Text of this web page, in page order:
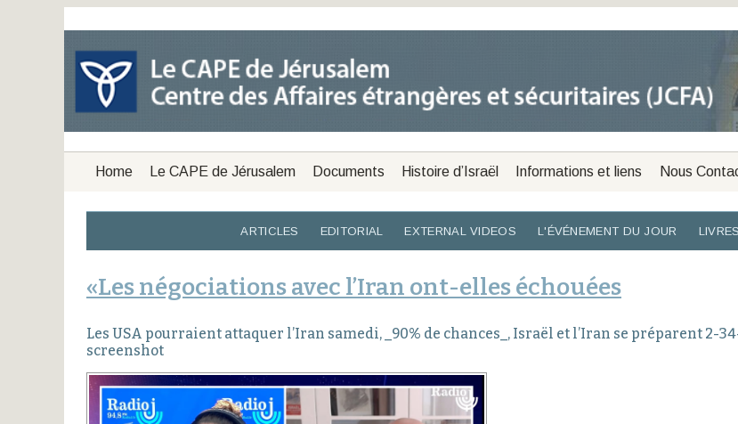
Home Le CAPE de Jérusalem Documents Histoire d’Israël Informations et liens Nous
ARTICLES EDITORIAL EXTERNAL VIDEOS L'ÉVÉNEMENT DU JOUR
«Les négociations avec l’Iran ont-elles échouées
Les USA pourraient attaquer l’Iran samedi, _90% de chances_, Israël et l’Iran se préparent 2-
screenshot